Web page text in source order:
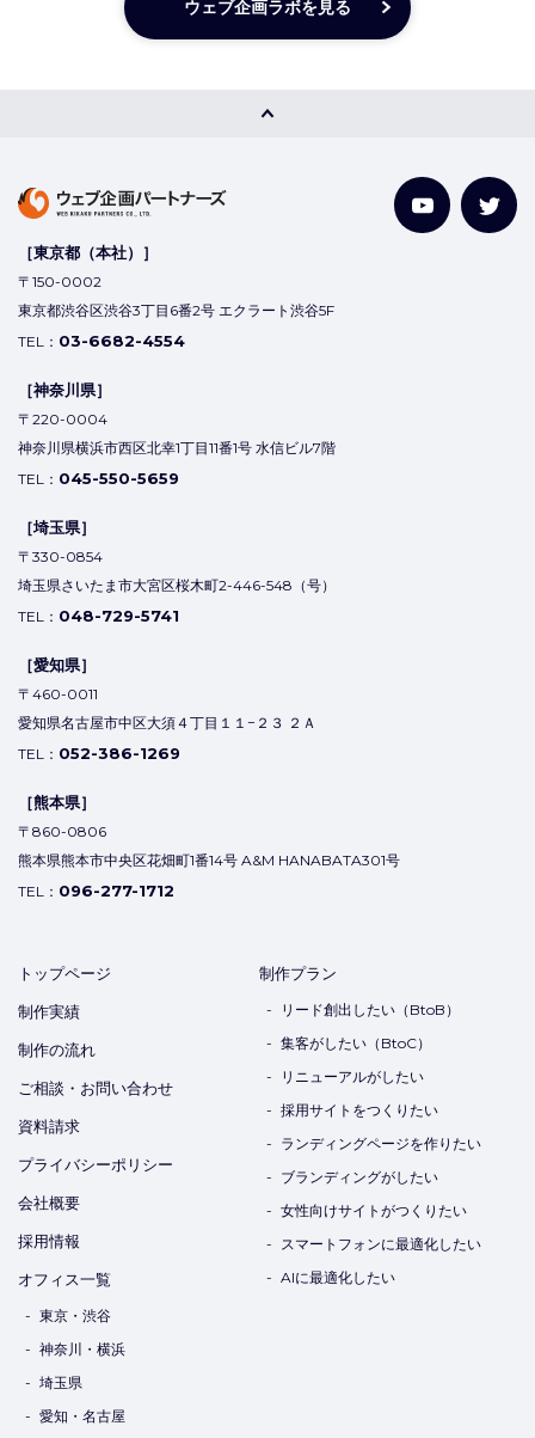
ウェブ企画ラボを見る
［東京都（本社）］
〒150-0002
東京都渋谷区渋谷3丁目6番2号 エクラート渋谷5F
TEL： 03-6682-4554
［神奈川県］
〒220-0004
神奈川県横浜市西区北幸1丁目11番1号 水信ビル7階
TEL： 045-550-5659
［埼玉県］
〒330-0854
埼玉県さいたま市大宮区桜木町2-446-548（号）
TEL： 048-729-5741
［愛知県］
〒460-0011
愛知県名古屋市中区大須４丁目１１−２３ ２Ａ
TEL： 052-386-1269
［熊本県］
〒860-0806
熊本県熊本市中央区花畑町1番14号 A&M HANABATA301号
TEL： 096-277-1712
トップページ
制作実績
制作の流れ
ご相談・お問い合わせ
資料請求
プライバシーポリシー
会社概要
採用情報
オフィス一覧
東京・渋谷
神奈川・横浜
埼玉県
愛知・名古屋
制作プラン
リード創出したい（BtoB）
集客がしたい（BtoC）
リニューアルがしたい
採用サイトをつくりたい
ランディングページを作りたい
ブランディングがしたい
女性向けサイトがつくりたい
スマートフォンに最適化したい
AIに最適化したい